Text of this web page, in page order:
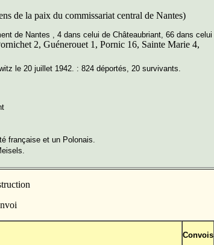
de la paix du commissariat central de Nantes)
de Nantes , 4 dans celui de Châteaubriant, 66 dans celui
2, Guénerouet 1, Pornic 16, Sainte Marie 4,
le 20 juillet 1942. : 824 déportés, 20 survivants.
française et un Polonais.
Convois